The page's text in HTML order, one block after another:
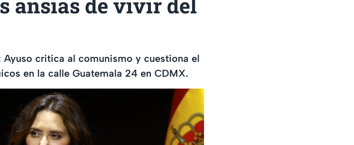
Ayuso critica al comunismo y cuestiona el
en la calle Guatemala 24 en CDMX.